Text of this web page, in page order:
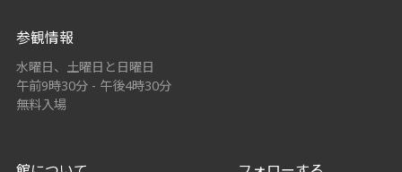
参観情報
水曜日、土曜日と日曜日
午前9時30分 - 午後4時30分
無料入場